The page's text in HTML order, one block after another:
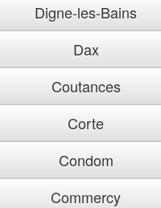
Digne-les-Bains
Dax
Coutances
Corte
Condom
Commercy